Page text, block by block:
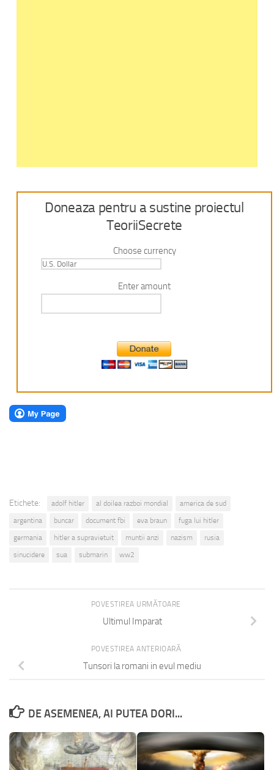
Doneaza pentru a sustine proiectul
TeoriiSecrete
Choose currency
Enter amount
Etichete: adolf hitler al doilea razboi mondial
america de sud
argentina
buncar document fbi eva braun
fuga lui hitler
germania
hitler a supravietuit muntii anzi nazism
rusia
sinucidere
sua submarin ww2
POVESTIREA URMĂTOARE
Ultimul Imparat
POVESTIREA ANTERIOARĂ
Tunsori la romani in evul mediu
DE ASEMENEA, AI PUTEA DORI...